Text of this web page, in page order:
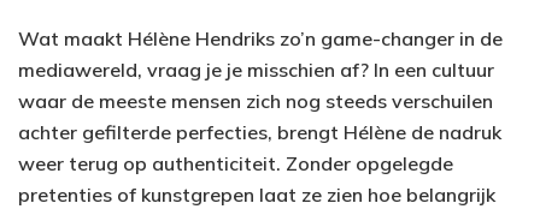
Wat maakt Hélène Hendriks zo’n game-changer in de
mediawereld, vraag je je misschien af? In een cultuur
waar de meeste mensen zich nog steeds verschuilen
achter gefilterde perfecties, brengt Hélène de nadruk
weer terug op authenticiteit. Zonder opgelegde
pretenties of kunstgrepen laat ze zien hoe belangrijk